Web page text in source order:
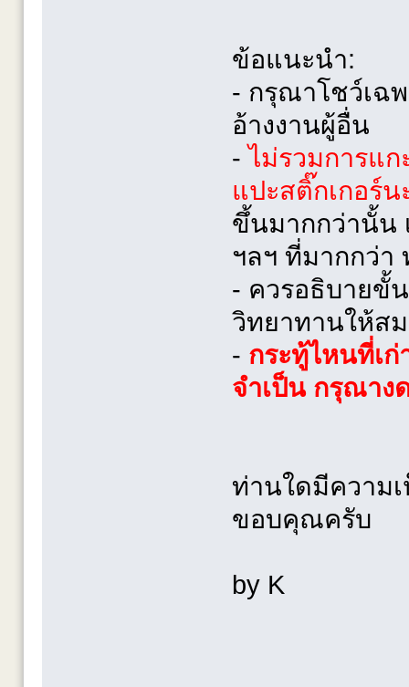
ข้อแนะนำ:
- กรุณาโชว์เฉ
อ้างงานผู้อื่น
-ไม่รวมการแ
แปะสติ๊กเกอร์น
ขึ้นมากกว่านั้น
ฯลฯ ที่มากกว่า
- ควรอธิบายขั้
วิทยาทานให้ส
- กระทู้ไหนที่เ
จำเป็น กรุณาง
ท่านใดมีความ
ขอบคุณครับ
by K